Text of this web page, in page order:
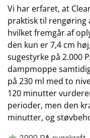
Vi har erfaret, at
praktisk til rengøring
hvilket fremgår af
den kun er 7,4 cm
sugestyrke på 2.000
dampmoppe
på 230 ml med to
120 minutter
perioder, men den
minutter, og